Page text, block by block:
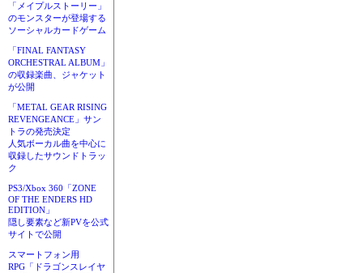
「メイプルストーリー」
のモンスターが登場する
ソーシャルカードゲーム
「FINAL FANTASY
ORCHESTRAL ALBUM」
の収録楽曲、ジャケット
が公開
「METAL GEAR RISING
REVENGEANCE」サン
トラの発売決定
人気ボーカル曲を中心に
収録したサウンドトラッ
ク
PS3/Xbox 360「ZONE
OF THE ENDERS HD
EDITION」
隠し要素など新PVを公式
サイトで公開
スマートフォン用
RPG「ドラゴンスレイヤ